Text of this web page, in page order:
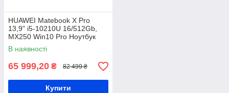
HUAWEI Matebook X Pro
13,9" i5-10210U 16/512Gb,
MX250 Win10 Pro Ноутбук
В наявності
65 999,20 ₴ 82 499 ₴
Купити